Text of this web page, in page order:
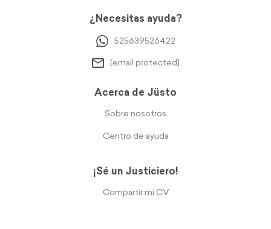
¿Necesitas ayuda?
525639526422
[email protected]
Acerca de Jüsto
Sobre nosotros
Centro de ayuda
¡Sé un Justiciero!
Compartir mi CV